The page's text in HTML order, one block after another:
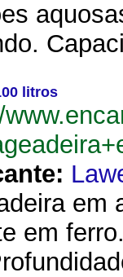
litros
em
em